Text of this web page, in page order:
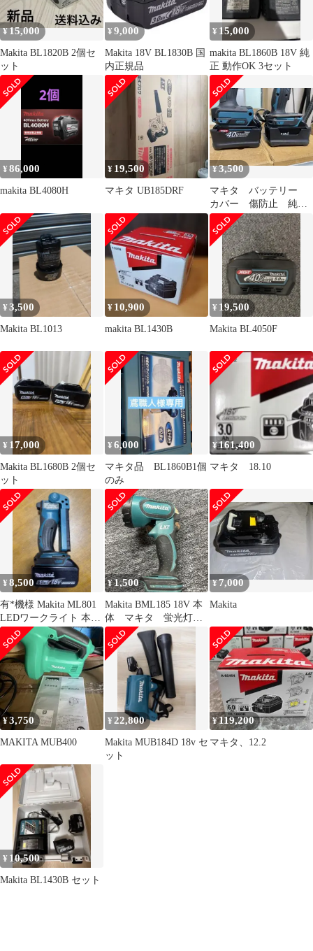
¥15,000
Makita BL1820B 2個セ
ット
¥ 9,000
Makita 18V BL1830B 国
内正規品
¥ 15,000
makita BL1860B 18V 純
正 動作OK 3セット
¥86,000
makita BL4080H
¥ 19,500
マキタ UB185DRF
¥3,500
マキタ バッテリー
カバー 傷防止 純正
部品 bl4025 1860 1850
¥3,500
Makita BL1013
¥ 10,900
makita BL1430B
¥ 19,500
Makita BL4050F
¥ 17,000
Makita BL1680B 2個セ
ット
¥6,000
マキタ品 BL1860B1個
のみ
¥161,400
マキタ 18.10
¥8,500
有*機様 Makita ML801
LEDワークライト 本体
とBL1860B
¥1,500
Makita BML185 18V 本
体 マキタ 蛍光灯
ジャンク
¥7,000
Makita
¥3,750
MAKITA MUB400
¥ 22,800
Makita MUB184D 18v セ
ット
¥119,200
マキタ、12.2
¥ 10,500
Makita BL1430B セット